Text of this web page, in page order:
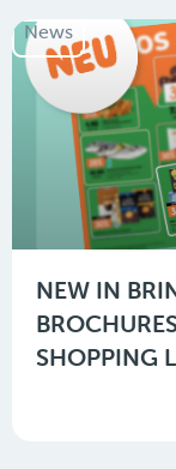
News
NEW IN
SHOPPING